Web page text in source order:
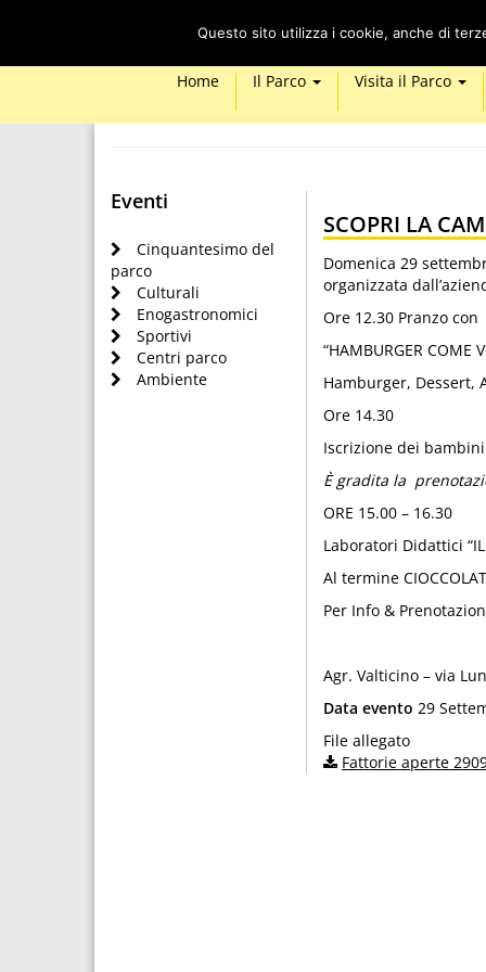
Home Il Parco Visita il Parco
Eventi
Cinquantesimo del
parco
Culturali
Enogastronomici
Sportivi
Centri parco
Ambiente
SCOPRI LA
Domenica 29
organizzata
Ore 12.30 Pranzo con
“HAMBURGER COME
Hamburger, Dessert,
Ore 14.30
Iscrizione dei bambini
È gradita la
ORE 15.00 – 16.30
Laboratori Didattici “IL
Al termine
Per Info &
Agr. Valticino – via
Data evento 29
File allegato
Fattorie aperte
Questo sito utilizza i cookie, anche di